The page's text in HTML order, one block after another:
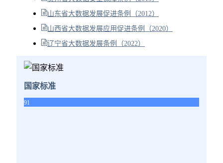
山东省大数据发展促进条例（2012）
山西省大数据发展应用促进条例（2020）
辽宁省大数据发展条例（2022）
国家标准
91